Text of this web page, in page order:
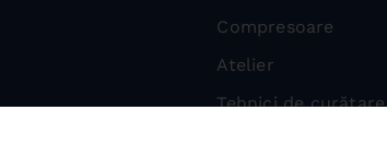
Compresoare
Atelier
Tehnici de curățare